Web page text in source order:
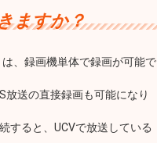
ますか？
、録画機単体で録画が可能で
放送の直接録画も可能になり
すると、UCVで放送している